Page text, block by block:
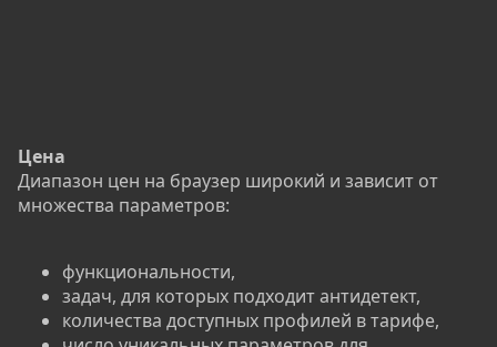
Цена
Диапазон цен на браузер широкий и зависит от
множества параметров:
функциональности,
задач, для которых подходит антидетект,
количества доступных профилей в тарифе,